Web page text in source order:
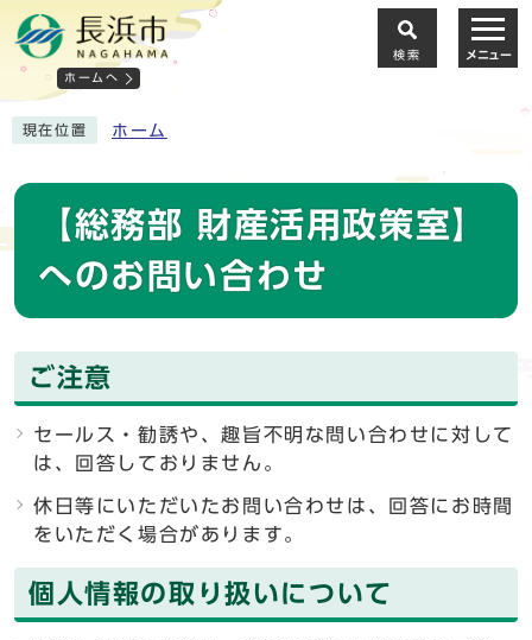
ホームへ
検索 メニュー
現在位置 ホーム
【総務部 財産活用政策室】
へのお問い合わせ
ご注意
セールス・勧誘や、趣旨不明な問い合わせに対して
は、回答しておりません。
休日等にいただいたお問い合わせは、回答にお時間
をいただく場合があります。
個人情報の取り扱いについて